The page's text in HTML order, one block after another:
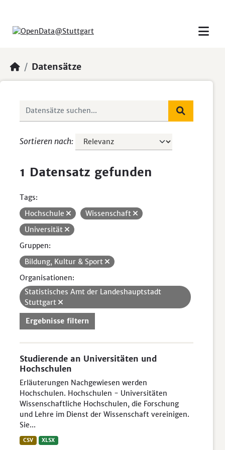
Datensätze
Sortieren nach
1 Datensatz gefunden
Tags:
Hochschule
Wissenschaft
Universität
Gruppen:
Bildung, Kultur & Sport
Organisationen:
Statistisches Amt der Landeshauptstadt
Stuttgart
Ergebnisse filtern
Studierende an Universitäten und
Hochschulen
Erläuterungen Nachgewiesen werden
Hochschulen. Hochschulen - Universitäten
Wissenschaftliche Hochschulen, die Forschung
und Lehre im Dienst der Wissenschaft vereinigen.
Sie...
CSV XLSX